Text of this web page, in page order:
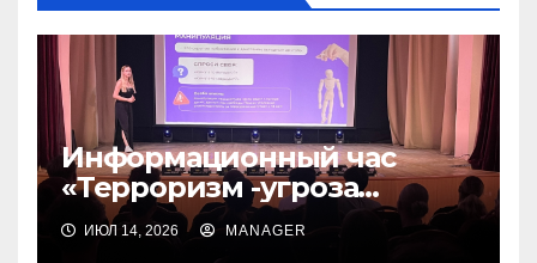
Информационный час
«Терроризм -угроза
обществу»
ИЮЛ 14, 2026 MANAGER